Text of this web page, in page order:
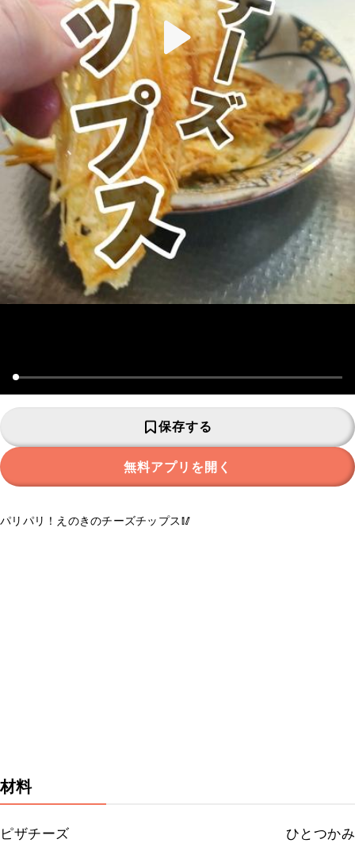
保存する
無料アプリを開く
パリパリ！えのきのチーズチップス🥢
材料
ピザチーズ
ひとつかみ